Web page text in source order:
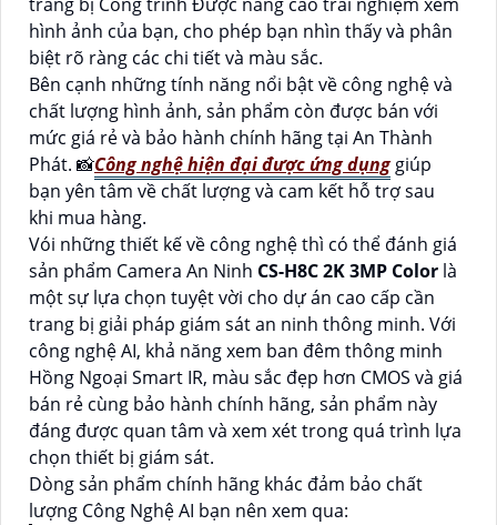
hình ảnh của bạn, cho phép bạn nhìn thấy và phân
biệt rõ ràng các chi tiết và màu sắc.
Bên cạnh những tính năng nổi bật về công nghệ và
chất lượng hình ảnh, sản phẩm còn được bán với
mức giá rẻ và bảo hành chính hãng tại An Thành
Phát. 📸Công nghệ hiện đại được ứng dụnggiúp
bạn yên tâm về chất lượng và cam kết hỗ trợ sau
khi mua hàng.
Vói những thiết kế về công nghệ thì có thể đánh giá
sản phẩm Camera An Ninh CS-H8C 2K 3MP Color là
một sự lựa chọn tuyệt vời cho dự án cao cấp cần
trang bị giải pháp giám sát an ninh thông minh. Với
công nghệ AI, khả năng xem ban đêm thông minh
Hồng Ngoại Smart IR, màu sắc đẹp hơn CMOS và giá
bán rẻ cùng bảo hành chính hãng, sản phẩm này
đáng được quan tâm và xem xét trong quá trình lựa
chọn thiết bị giám sát.
Dòng sản phẩm chính hãng khác đảm bảo chất
lượng Công Nghệ AI bạn nên xem qua: